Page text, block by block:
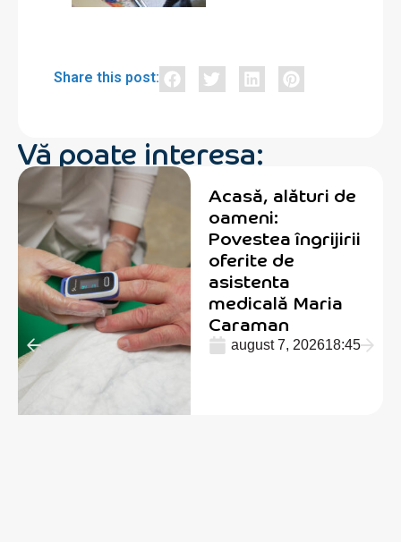
Share this post:
Vă poate interesa:
Acasă, alături de
oameni:
Povestea îngrijirii
oferite de
asistenta
medicală Maria
Caraman
august 7, 202618:45